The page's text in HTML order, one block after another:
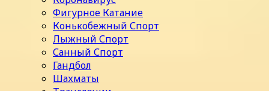
Фигурное Катание
Конькобежный Спорт
Лыжный Спорт
Санный Спорт
Гандбол
Шахматы